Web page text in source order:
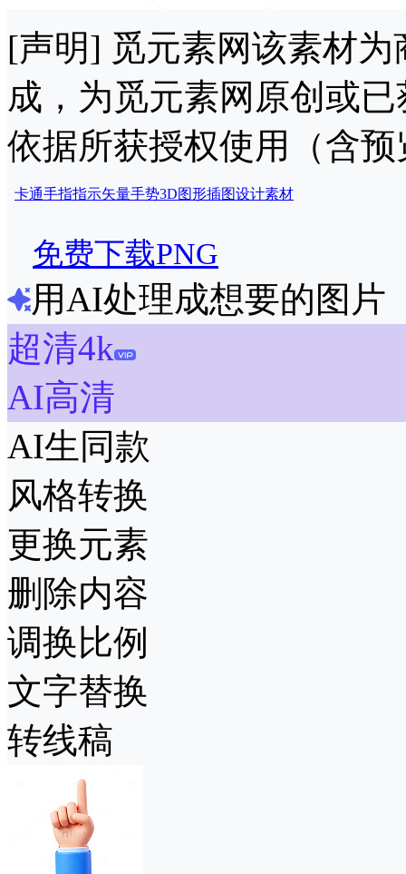
[声明] 觅元素网该素材
成，为觅元素网原创或
依据所获授权使用（含
卡通手指指示矢量手势3D图形插图设计素材
免费下载PNG
用AI处理成想要的图片
超清4k
AI高清
AI生同款
风格转换
更换元素
删除内容
调换比例
文字替换
转线稿